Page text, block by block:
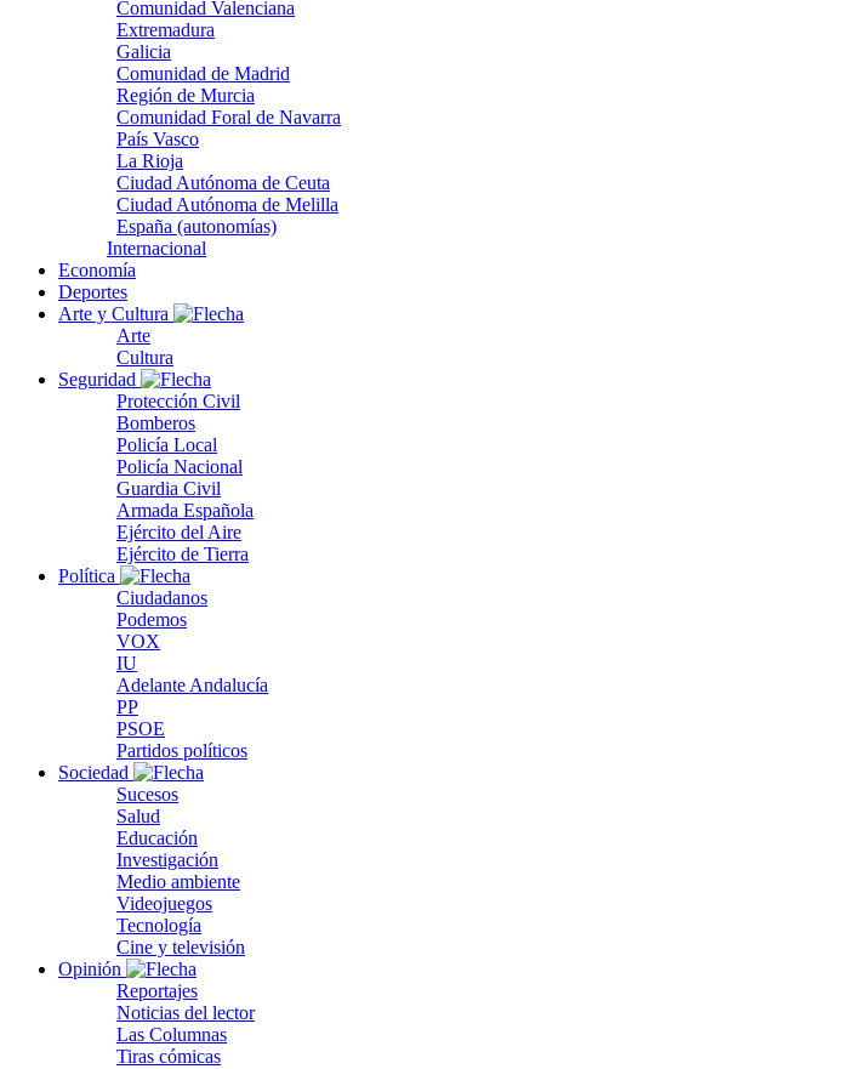
Comunidad Valenciana
Extremadura
Galicia
Comunidad de Madrid
Región de Murcia
Comunidad Foral de Navarra
País Vasco
La Rioja
Ciudad Autónoma de Ceuta
Ciudad Autónoma de Melilla
España (autonomías)
Internacional
Economía
Deportes
Arte y Cultura
Arte
Cultura
Seguridad
Protección Civil
Bomberos
Policía Local
Policía Nacional
Guardia Civil
Armada Española
Ejército del Aire
Ejército de Tierra
Política
Ciudadanos
Podemos
VOX
IU
Adelante Andalucía
PP
PSOE
Partidos políticos
Sociedad
Sucesos
Salud
Educación
Investigación
Medio ambiente
Videojuegos
Tecnología
Cine y televisión
Opinión
Reportajes
Noticias del lector
Las Columnas
Tiras cómicas